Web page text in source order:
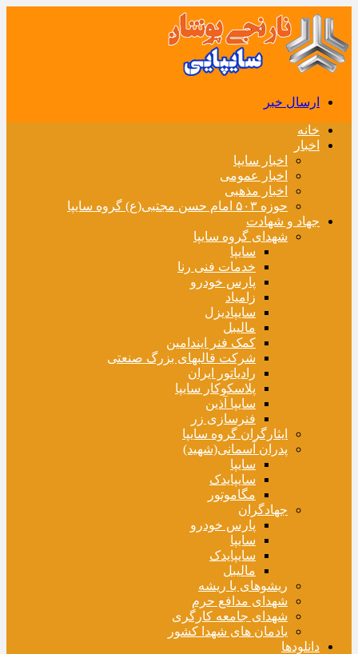
ارسال خبر
خانه
اخبار
اخبار سایپا
اخبار عمومی
اخبار مذهبی
حوزه ۵۰۳ امام حسن مجتبی(ع) گروه سایپا
جهاد و شهادت
شهدای گروه سایپا
سایپا
خدمات فنی رنا
پارس خودرو
زامیاد
سایپادیزل
مالیبل
کمک فنر ایندامین
شرکت قالبهای بزرگ صنعتی
رادیاتور ایران
پلاسکوکار سایپا
سایپا آذین
فنرسازی زر
ایثارگران گروه سایپا
پدران آسمانی(شهید)
سایپا
سایپایدک
مگاموتور
جهادگران
پارس خودرو
سایپا
سایپایدک
مالیبل
ریشوهای با ریشه
شهدای مدافع حرم
شهدای جامعه کارگری
یادمان های شهدا کشور
دانلودها